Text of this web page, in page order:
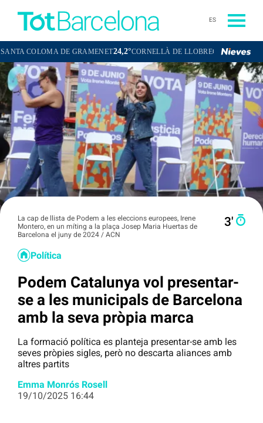
ES
DE GRAMENET24,2°CORNELLÀ DE LLOBREGAT23,1° SANT BOI
La cap de llista de Podem a les eleccions europees, Irene
Montero, en un míting a la plaça Josep Maria Huertas de
Barcelona el juny de 2024 / ACN
3′
Política
Podem Catalunya vol presentar-
se a les municipals de Barcelona
amb la seva pròpia marca
La formació política es planteja presentar-se amb les
seves pròpies sigles, però no descarta aliances amb
altres partits
Emma Monrós Rosell
19/10/2025 16:44